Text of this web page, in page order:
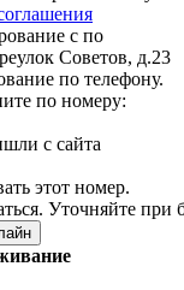
с по
Советов, д.23
по телефону.
по номеру:
с сайта
этот номер.
Уточняйте при